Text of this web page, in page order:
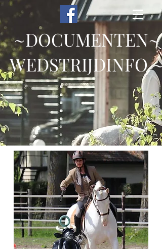
~DOCUMENTEN~
WEDSTRIJDINFO ~